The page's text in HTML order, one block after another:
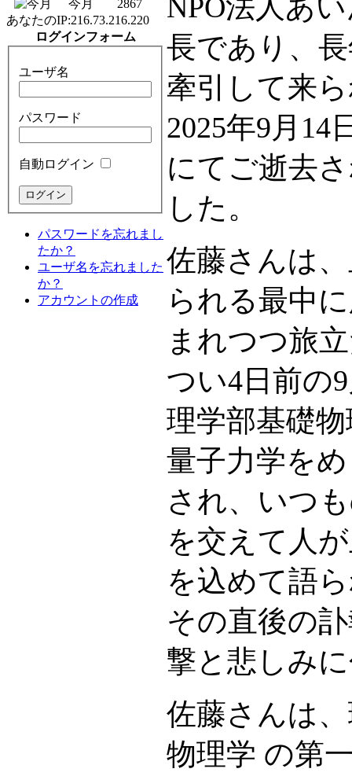
今月
2867
あなたのIP:216.73.216.220
ログインフォーム
ユーザ名
パスワード
自動ログイン
パスワードを忘れまし
たか？
ユーザ名を忘れました
か？
アカウントの作成
NPO法人あ
長であり、
牽引して来
2025年9月14
にてご逝去
した。
佐藤さんは
られる最中
まれつつ旅
つい4日前の
理学部基礎
量子力学を
され、いつ
を交えて人
を込めて語
その直後の
撃と悲しみ
佐藤さんは
物理学 の第